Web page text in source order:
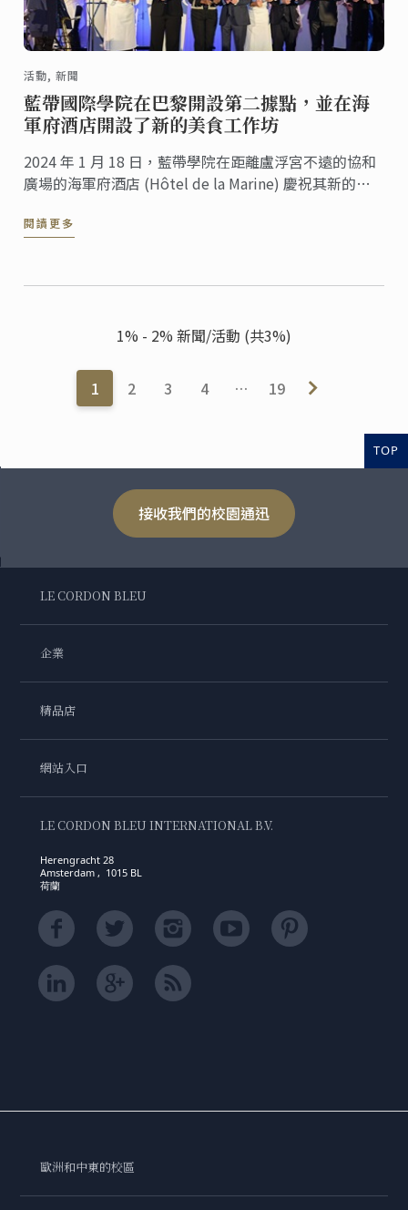
活動, 新聞
藍帶國際學院在巴黎開設第二據點，並在海
軍府酒店開設了新的美食工作坊
2024 年 1 月 18 日，藍帶學院在距離盧浮宮不遠的協和
廣場的海軍府酒店 (Hôtel de la Marine) 慶祝其新的據
眾多體驗，如烹飪示範、晚餐研討會、美食品鑑、下午
閱讀更多
1% - 2% 新聞/活動 (共3%)
1 2 3 4 … 19
TOP
接收我們的校園通迅
LE CORDON BLEU
企業
精品店
網站入口
LE CORDON BLEU INTERNATIONAL B.V.
Herengracht 28
Amsterdam , 1015 BL
荷蘭
歐洲和中東的校區